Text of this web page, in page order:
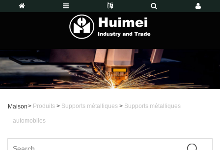
Maison> Produits > Supports métalliques > Supports métalliques
automobiles